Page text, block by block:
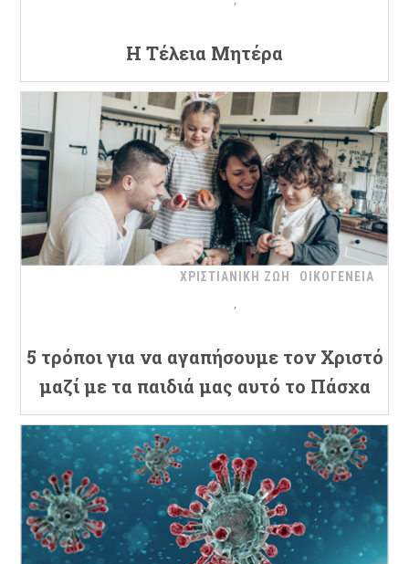
Η Τέλεια Μητέρα
ΧΡΙΣΤΙΑΝΙΚΗ ΖΩΗ ΟΙΚΟΓΕΝΕΙΑ
5 τρόποι για να αγαπήσουμε τον Χριστό
μαζί με τα παιδιά μας αυτό το Πάσχα